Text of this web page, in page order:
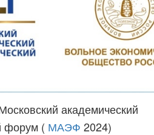
академический
форум ( МАЭФ 2024)